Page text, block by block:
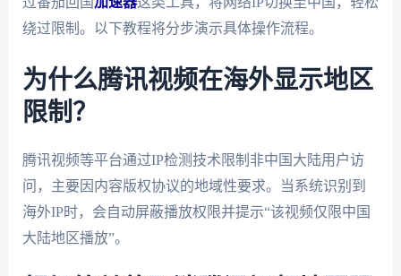
绕过限制。以下教程将分步演示具体操作流程。
为什么腾讯视频在海外显示地区
限制？
腾讯视频等平台通过IP检测技术限制非中国大陆用户访
问，主要因内容版权协议的地域性要求。当系统识别到
海外IP时，会自动屏蔽播放权限并提示“该视频仅限中国
大陆地区播放”。